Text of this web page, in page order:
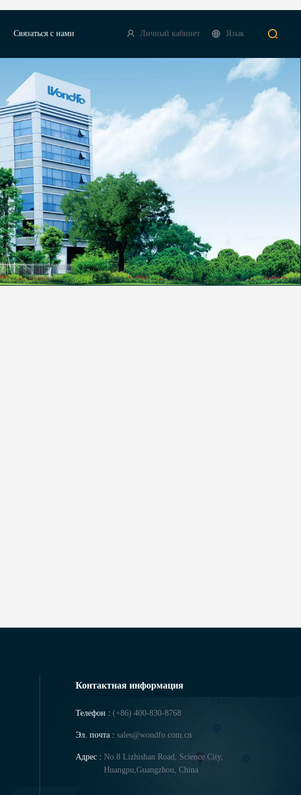
Связаться с нами Личный кабинет Язык
Контактная информация
Телефон : (+86) 400-830-8768
Эл. почта : sales@wondfo.com.cn
Адрес : No.8 Lizhishan Road, Science City,
Huangpu,Guangzhou, China